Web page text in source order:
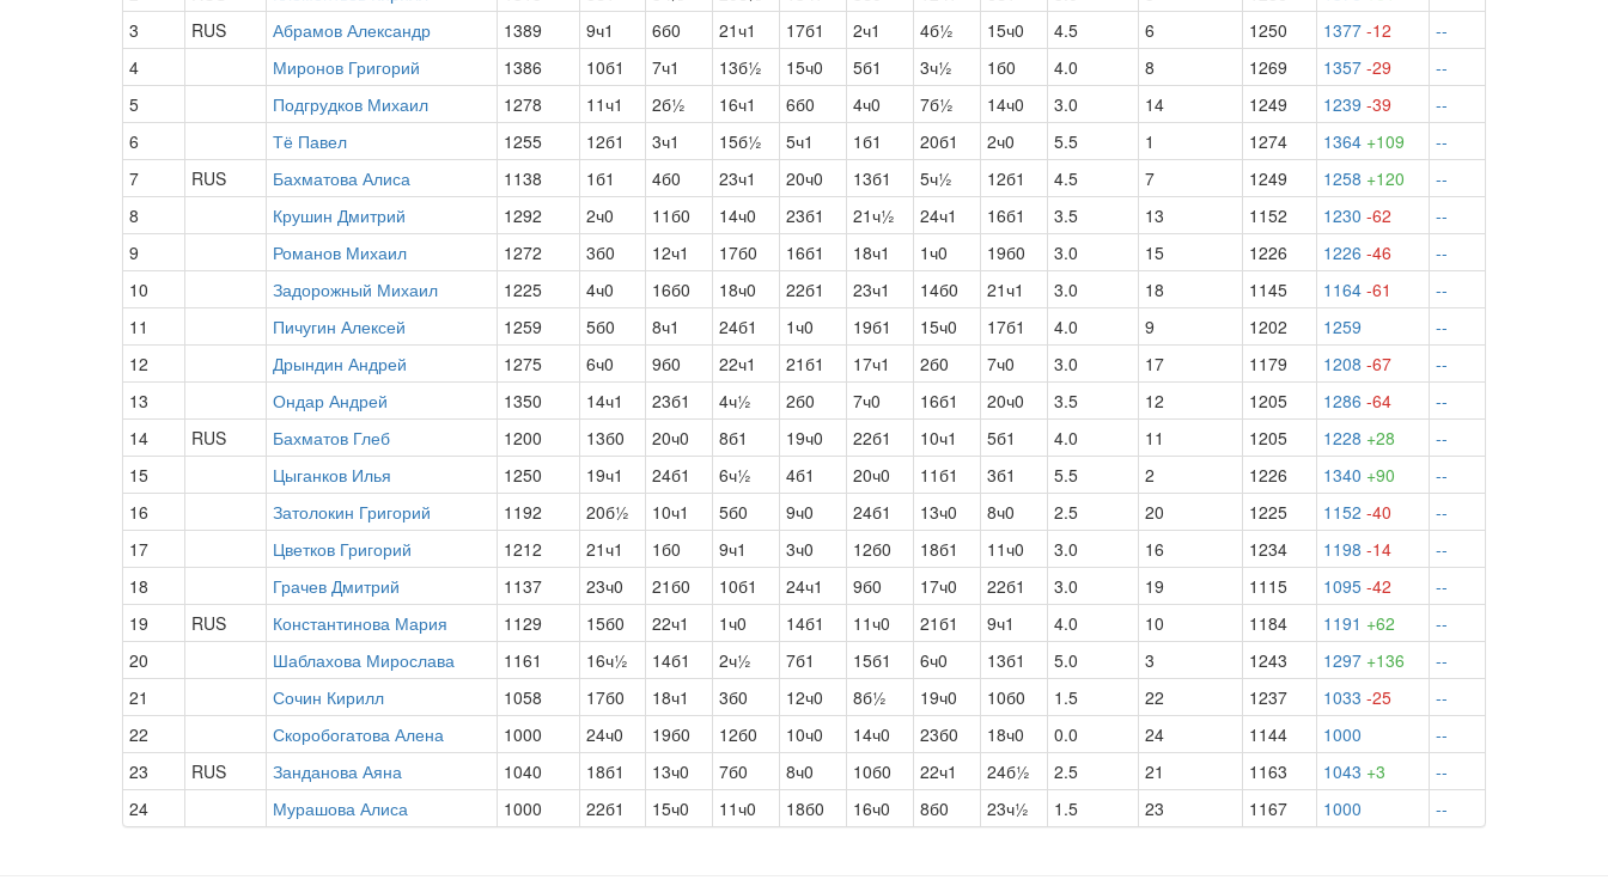
3
RUS Абрамов Александр 1389 9ч1 6б0 21ч1 17б1 2ч1 4б½ 15ч0 4.5 6 1250 1377 -12
--
4
Миронов Григорий 1386 10б1 7ч1 13б½ 15ч0 5б1 3ч½ 1б0 4.0 8 1269 1357 -29
--
5
Подгрудков Михаил 1278 11ч1 2б½ 16ч1 6б0 4ч0 7б½ 14ч0 3.0 14 1249 1239 -39
--
6
Тё Павел 1255 12б1 3ч1 15б½ 5ч1 1б1 20б1 2ч0 5.5 1 1274 1364 +109
--
7
RUS Бахматова Алиса 1138 1б1 4б0 23ч1 20ч0 13б1 5ч½ 12б1 4.5 7 1249 1258 +120
--
8
Крушин Дмитрий 1292 2ч0 11б0 14ч0 23б1 21ч½ 24ч1 16б1 3.5 13 1152 1230 -62
--
9
Романов Михаил 1272 3б0 12ч1 17б0 16б1 18ч1 1ч0 19б0 3.0 15 1226 1226 -46
--
10
Задорожный Михаил 1225 4ч0 16б0 18ч0 22б1 23ч1 14б0 21ч1 3.0 18 1145 1164 -61
--
11
Пичугин Алексей 1259 5б0 8ч1 24б1 1ч0 19б1 15ч0 17б1 4.0 9 1202 1259
--
12
Дрындин Андрей 1275 6ч0 9б0 22ч1 21б1 17ч1 2б0 7ч0 3.0 17 1179 1208 -67
--
13
Ондар Андрей 1350 14ч1 23б1 4ч½ 2б0 7ч0 16б1 20ч0 3.5 12 1205 1286 -64
--
14
RUS Бахматов Глеб 1200 13б0 20ч0 8б1 19ч0 22б1 10ч1 5б1 4.0 11 1205 1228 +28
--
15
Цыганков Илья 1250 19ч1 24б1 6ч½ 4б1 20ч0 11б1 3б1 5.5 2 1226 1340 +90
--
16
Затолокин Григорий 1192 20б½ 10ч1 5б0 9ч0 24б1 13ч0 8ч0 2.5 20 1225 1152 -40
--
17
Цветков Григорий 1212 21ч1 1б0 9ч1 3ч0 12б0 18б1 11ч0 3.0 16 1234 1198 -14
--
18
Грачев Дмитрий 1137 23ч0 21б0 10б1 24ч1 9б0 17ч0 22б1 3.0 19 1115 1095 -42
--
19
RUS Константинова Мария 1129 15б0 22ч1 1ч0 14б1 11ч0 21б1 9ч1 4.0 10 1184 1191 +62
--
20
Шаблахова Мирослава 1161 16ч½ 14б1 2ч½ 7б1 15б1 6ч0 13б1 5.0 3 1243 1297 +136
--
21
Сочин Кирилл 1058 17б0 18ч1 3б0 12ч0 8б½ 19ч0 10б0 1.5 22 1237 1033 -25
--
22
Скоробогатова Алена 1000 24ч0 19б0 12б0 10ч0 14ч0 23б0 18ч0 0.0 24 1144 1000
--
23
RUS Занданова Аяна 1040 18б1 13ч0 7б0 8ч0 10б0 22ч1 24б½ 2.5 21 1163 1043 +3
--
24
Мурашова Алиса 1000 22б1 15ч0 11ч0 18б0 16ч0 8б0 23ч½ 1.5 23 1167 1000 --